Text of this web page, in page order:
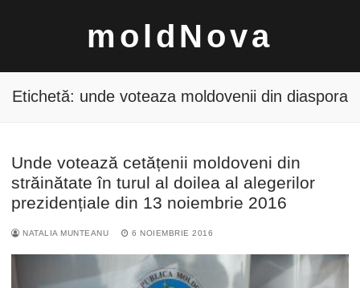
moldNova
Caută
Etichetă: unde voteaza moldovenii din diaspora
Unde votează cetățenii moldoveni din
străinătate în turul al doilea al alegerilor
prezidențiale din 13 noiembrie 2016
NATALIA MUNTEANU 6 NOIEMBRIE 2016